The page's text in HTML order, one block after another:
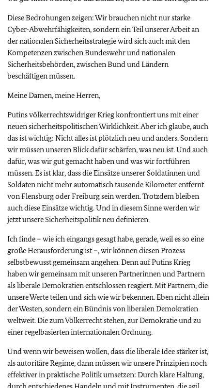
Diese Bedrohungen zeigen: Wir brauchen nicht nur starke
Cyber-Abwehrfähigkeiten, sondern ein Teil unserer Arbeit an
der nationalen Sicherheitsstrategie wird sich auch mit den
Kompetenzen zwischen Bundeswehr und nationalen
Sicherheitsbehörden, zwischen Bund und Ländern
beschäftigen müssen.
Meine Damen, meine Herren,
Putins völkerrechtswidriger Krieg konfrontiert uns mit einer
neuen sicherheitspolitischen Wirklichkeit. Aber ich glaube, auch
das ist wichtig: Nicht alles ist plötzlich neu und anders. Sondern
wir müssen unseren Blick dafür schärfen, was neu ist. Und auch
dafür, was wir gut gemacht haben und was wir fortführen
müssen. Es ist klar, dass die Einsätze unserer Soldatinnen und
Soldaten nicht mehr automatisch tausende Kilometer entfernt
von Flensburg oder Freiburg sein werden. Trotzdem bleiben
auch diese Einsätze wichtig. Und in diesem Sinne werden wir
jetzt unsere Sicherheitspolitik neu definieren.
Ich finde – wie ich eingangs gesagt habe, gerade, weil es so eine
große Herausforderung ist –, wir können diesen Prozess
selbstbewusst gemeinsam angehen. Denn auf Putins Krieg
haben wir gemeinsam mit unseren Partnerinnen und Partnern
als liberale Demokratien entschlossen reagiert. Mit Partnern, die
unsere Werte teilen und sich wie wir bekennen. Eben nicht allein
der Westen, sondern ein Bündnis von liberalen Demokratien
weltweit. Die zum Völkerrecht stehen, zur Demokratie und zu
einer regelbasierten internationalen Ordnung.
Und wenn wir beweisen wollen, dass die liberale Idee stärker ist,
als autoritäre Regime, dann müssen wir unsere Prinzipien noch
effektiver in praktische Politik umsetzen: Durch klare Haltung,